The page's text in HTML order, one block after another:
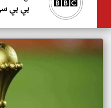
بي بي